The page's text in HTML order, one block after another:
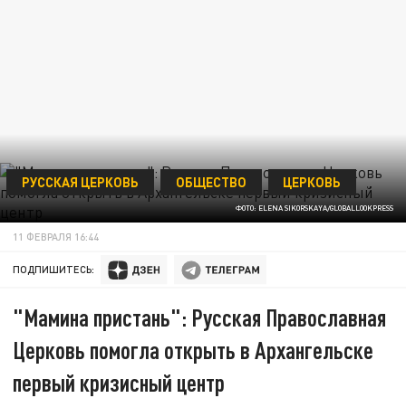
ФОТО: ELENA SIKORSKAYA/GLOBALLOOKPRESS
РУССКАЯ ЦЕРКОВЬ ОБЩЕСТВО ЦЕРКОВЬ
11 ФЕВРАЛЯ 16:44
ПОДПИШИТЕСЬ:
"Мамина пристань": Русская Православная
Церковь помогла открыть в Архангельске
первый кризисный центр